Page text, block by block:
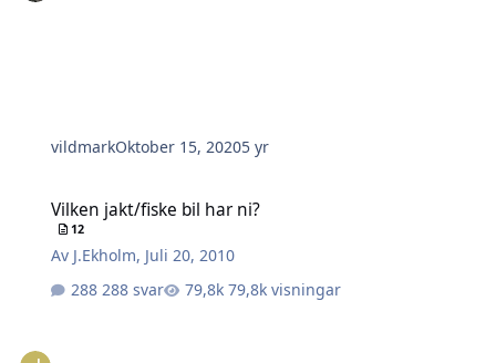
vildmarkOktober 15, 20205 yr
Vilken jakt/fiske bil har ni?
12
Av J.Ekholm, Juli 20, 2010
288 svar
79,8k visningar